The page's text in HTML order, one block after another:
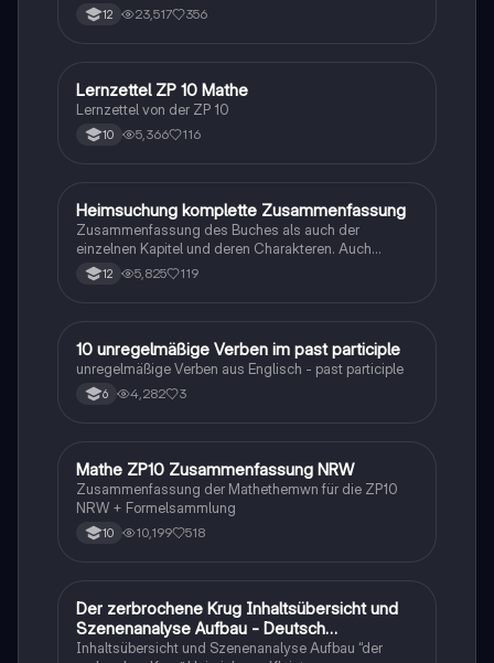
12 23,517 356
Mathe
Lernzettel ZP 10 Mathe
Lernzettel von der ZP 10
10 5,366 116
Deutsch
Heimsuchung komplette Zusammenfassung
Zusammenfassung des Buches als auch der
einzelnen Kapitel und deren Charakteren. Auch
tabellarisch. Im Unterricht ohne KI erstellt
12 5,825 119
1 Englisch
10 unregelmäßige Verben im past participle
unregelmäßige Verben aus Englisch - past participle
6 4,282 3
Mathe
Mathe ZP10 Zusammenfassung NRW
Zusammenfassung der Mathethemwn für die ZP10
NRW + Formelsammlung
10 10,199 518
Deutsch
Der zerbrochene Krug Inhaltsübersicht und
Szenenanalyse Aufbau - Deutsch
Q1/Q2/Abitur
Inhaltsübersicht und Szenenanalyse Aufbau “der